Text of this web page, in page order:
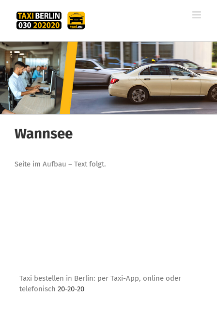
Inhalt
springen
Wannsee
Seite im Aufbau – Text folgt.
Taxi bestellen in Berlin: per Taxi-App, online oder
telefonisch 20-20-20